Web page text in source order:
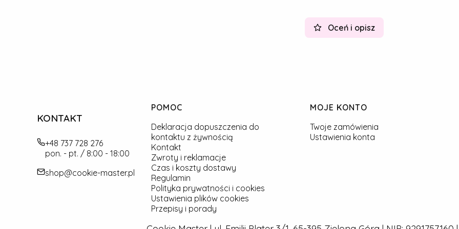
Oceń i opisz
KONTAKT
+48 737 728 276
pon. - pt. / 8:00 - 18:00
shop@cookie-master.pl
Linki w stopce
POMOC
Deklaracja dopuszczenia do
kontaktu z żywnością
Kontakt
Zwroty i reklamacje
Czas i koszty dostawy
Regulamin
Polityka prywatności i cookies
Ustawienia plików cookies
Przepisy i porady
MOJE KONTO
Twoje zamówienia
Ustawienia konta